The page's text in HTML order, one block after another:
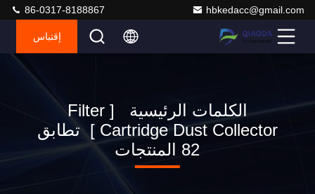
hbkedacc@gmail.com
86-0317-8188867
إقتباس
الكلمات الرئيسية [ Filter
Cartridge Dust Collector ] تطابق
82 المنتجات